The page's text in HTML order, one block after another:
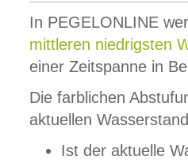
In PEGELONLINE
mittleren niedrigsten
einer Zeitspanne in
Die farblichen
aktuellen
Ist der aktuelle